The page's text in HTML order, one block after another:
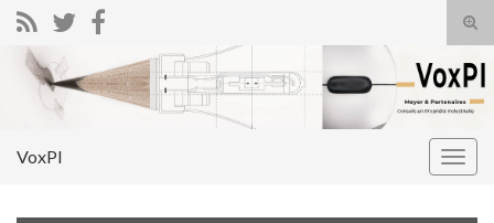
Search for:
VoxPI